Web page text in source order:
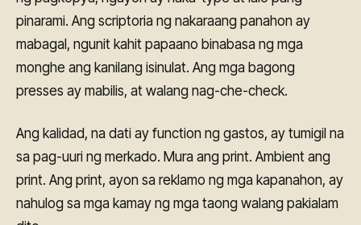
pinarami. Ang scriptoria ng nakaraang panahon ay
mabagal, ngunit kahit papaano binabasa ng mga
monghe ang kanilang isinulat. Ang mga bagong
presses ay mabilis, at walang nag-che-check.
Ang kalidad, na dati ay function ng gastos, ay tumigil na
sa pag-uuri ng merkado. Mura ang print. Ambient ang
print. Ang print, ayon sa reklamo ng mga kapanahon, ay
nahulog sa mga kamay ng mga taong walang pakialam